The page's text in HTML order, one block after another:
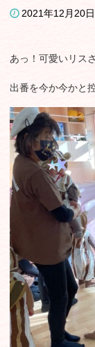
2021年12月20日
あっ！可愛いリス
出番を今か今かと